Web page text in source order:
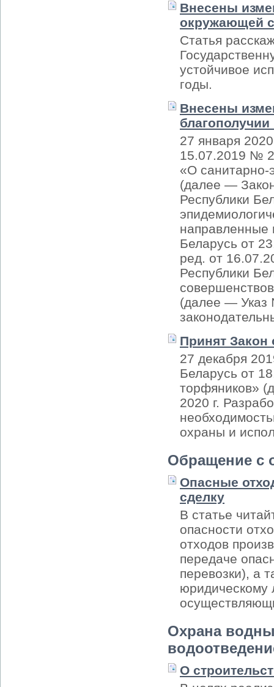
Внесены
окружающей
Статья
устойчивое
годы.
Внесены
27 января
15.07.2019 №
«О санитарно-
(далее —
Республики
направленные
Беларусь от
ред. от
Республики
(далее — Указ
Принят Закон
27 декабря
Беларусь от
торфяников»
2020 г.
охраны и
Обращение с
Опасные
сделку
В статье
опасности
отходов
передаче
перевозки), а
юридическому
Охрана
О